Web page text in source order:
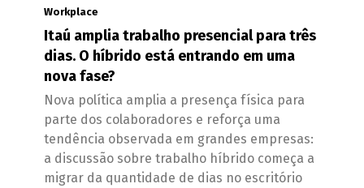
Workplace
Itaú amplia trabalho presencial para três
dias. O híbrido está entrando em uma
nova fase?
Nova política amplia a presença física para
parte dos colaboradores e reforça uma
tendência observada em grandes empresas:
a discussão sobre trabalho híbrido começa a
migrar da quantidade de dias no escritório